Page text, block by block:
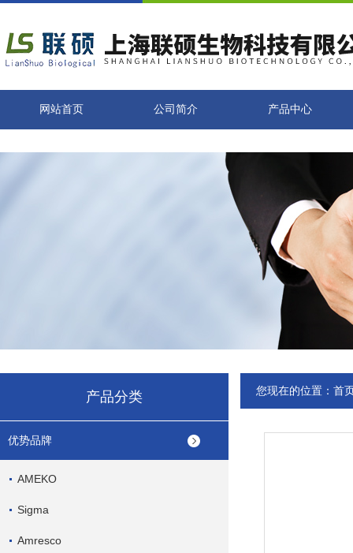
网站首页 公司简介 产品中心
产品分类
优势品牌
AMEKO
Sigma
Amresco
您现在的位置： 首